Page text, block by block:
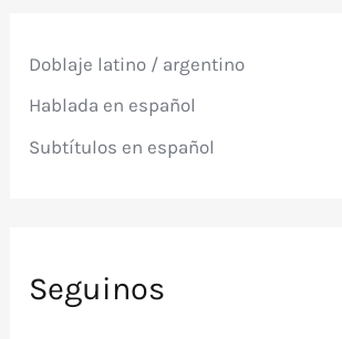
o
:
Doblaje latino / argentino
Hablada en español
Subtítulos en español
Seguinos